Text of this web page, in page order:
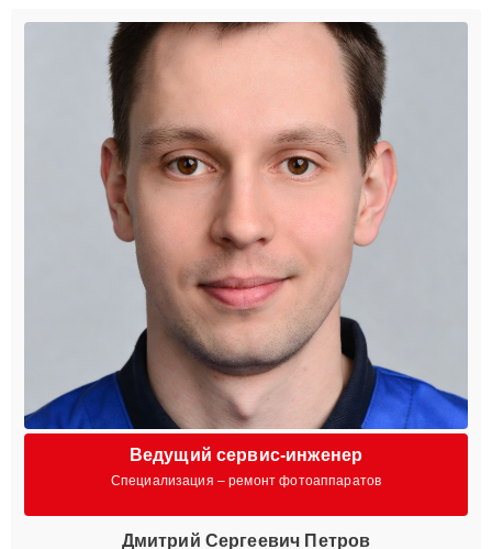
Ведущий сервис-инженер
Специализация – ремонт фотоаппаратов
Дмитрий Сергеевич Петров